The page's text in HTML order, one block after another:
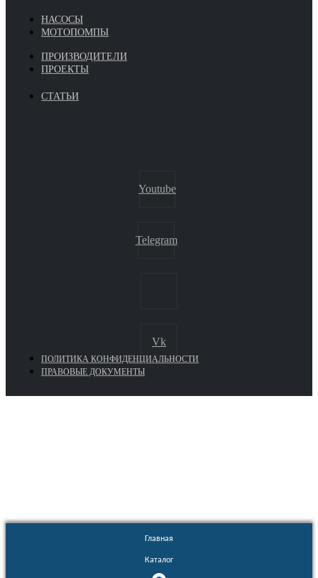
НАСОСЫ
МОТОПОМПЫ
ПРОИЗВОДИТЕЛИ
ПРОЕКТЫ
СТАТЬИ
Youtube
Telegram
Vk
ПОЛИТИКА КОНФИДЕНЦИАЛЬНОСТИ
ПРАВОВЫЕ ДОКУМЕНТЫ
Главная
Каталог